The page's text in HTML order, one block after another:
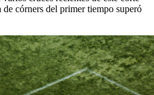
córners del primer tiempo superó